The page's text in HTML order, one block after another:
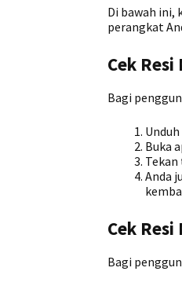
Di bawah ini,
perangkat
Cek
Bagi
Buka
Anda
Cek
Bagi